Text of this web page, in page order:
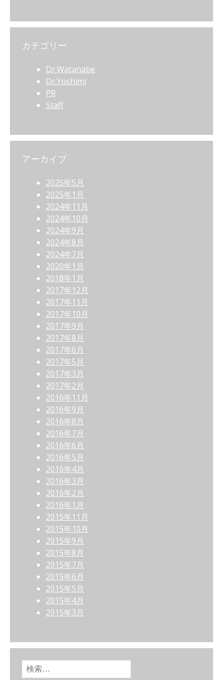
カテゴリー
Dr.Watanabe
Dr.Yoshimi
PR
Staff
アーカイブ
2025年5月
2025年1月
2024年11月
2024年10月
2024年9月
2024年8月
2024年7月
2020年1月
2018年1月
2017年12月
2017年11月
2017年10月
2017年9月
2017年8月
2017年6月
2017年5月
2017年3月
2017年2月
2016年11月
2016年9月
2016年8月
2016年7月
2016年6月
2016年5月
2016年4月
2016年3月
2016年2月
2016年1月
2015年11月
2015年10月
2015年9月
2015年8月
2015年7月
2015年6月
2015年5月
2015年4月
2015年3月
検索: